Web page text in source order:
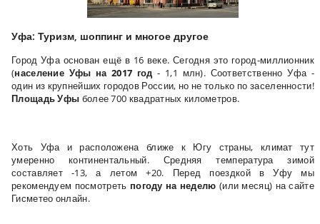
Уфа: Туризм, шоппинг и многое другое
Город Уфа основан ещё в 16 веке. Сегодня это город-миллионник
(население Уфы на 2017 год - 1,1 млн). Соответственно Уфа -
один из крупнейших городов России, но не только по заселенности!
Площадь Уфы более 700 квадратных километров.
Хоть Уфа и расположена ближе к Югу страны, климат тут
умеренно континентальный. Средняя температура зимой
составляет -13, а летом +20. Перед поездкой в Уфу мы
рекомендуем посмотреть погоду на неделю (или месяц) на сайте
Гисметео онлайн.